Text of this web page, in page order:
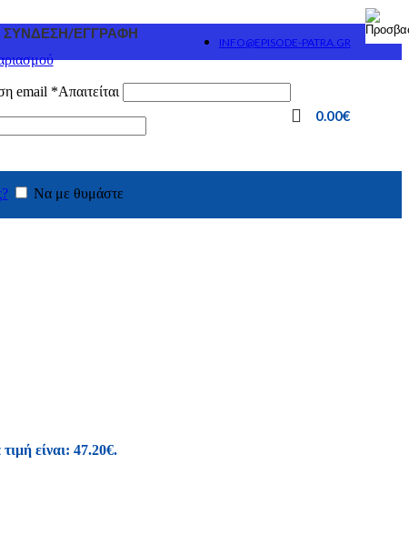
INFO@EPISODE-PATRA.GR
ΣΎΝΔΕΣΗ/ΕΓΓΡΑΦΉ
email *Απαιτείται
Να με θυμάστε
0.00€
είναι: 47.20€.